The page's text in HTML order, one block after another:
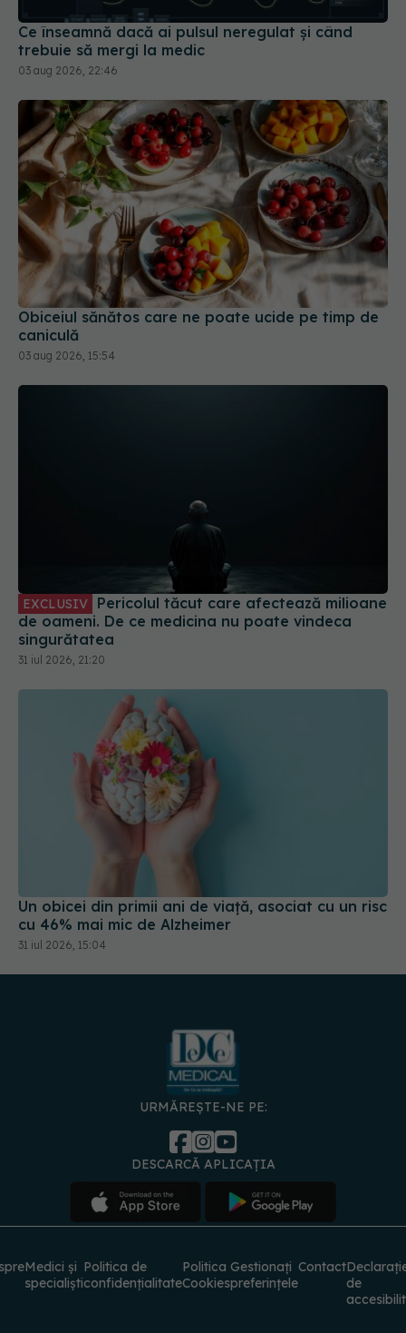
Obiceiul sănătos care ne poate ucide pe timp de
caniculă
03 aug 2026, 15:54
de oameni. De ce medicina nu poate vindeca
Un obicei din primii ani de viață, asociat cu un risc
cu 46% mai mic de Alzheimer
DESCARCĂ APLICAȚIA
confidențialitate
Politica
Cookiespreferințele
Contact
© 2026 PRESS MEDIA ELECTRONIC S.R.L. Toate drepturile rezervate